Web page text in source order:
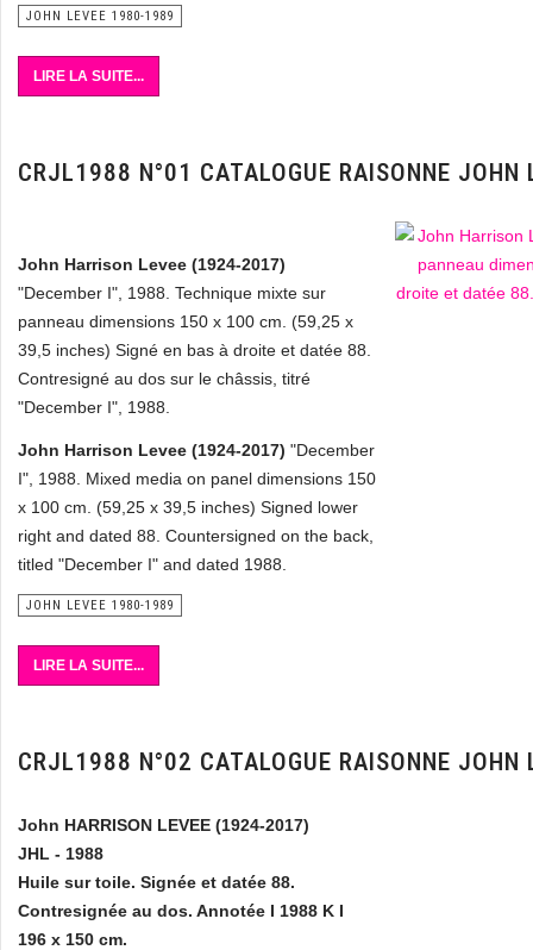
JOHN LEVEE 1980-1989
LIRE LA SUITE...
CRJL1988 N°01 CATALOGUE RAISONNE JOHN
John Harrison Levee (1924-2017)
"December I", 1988. Technique mixte sur
panneau dimensions 150 x 100 cm. (59,25 x
39,5 inches) Signé en bas à droite et datée 88.
Contresigné au dos sur le châssis, titré
"December I", 1988.
John Harrison Levee (1924-2017) "December
I", 1988. Mixed media on panel dimensions 150
x 100 cm. (59,25 x 39,5 inches) Signed lower
right and dated 88. Countersigned on the back,
titled "December I" and dated 1988.
JOHN LEVEE 1980-1989
LIRE LA SUITE...
CRJL1988 N°02 CATALOGUE RAISONNE JOHN
John HARRISON LEVEE (1924-2017)
JHL - 1988
Huile sur toile. Signée et datée 88.
Contresignée au dos. Annotée I 1988 K I
196 x 150 cm.